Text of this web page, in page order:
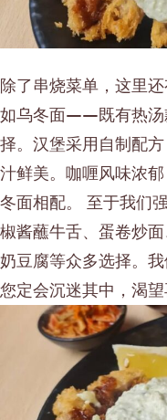
除了串烧菜单，这里
如乌冬面——既有热汤
择。汉堡采用自制配
汁鲜美。咖喱风味浓
冬面相配。 至于我们
椒酱蘸牛舌、蛋卷炒
奶豆腐等众多选择。
您定会沉迷其中，渴望